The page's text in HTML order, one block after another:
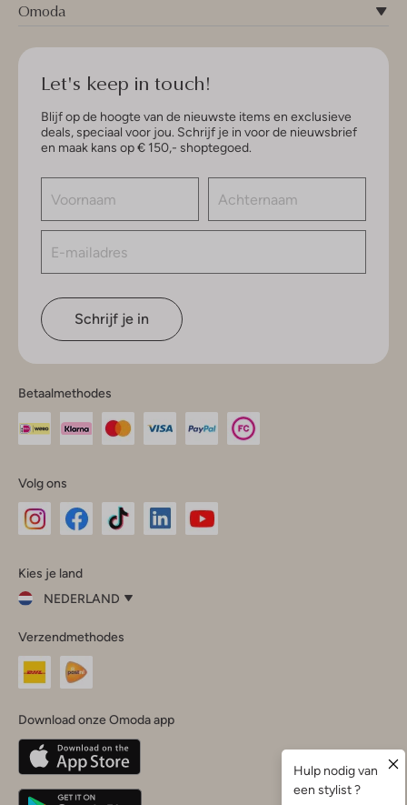
Omoda
Let's keep in touch!
Blijf op de hoogte van de nieuwste items en exclusieve
deals, speciaal voor jou. Schrijf je in voor de nieuwsbrief
en maak kans op € 150,- shoptegoed.
Schrijf je in
Betaalmethodes
Volg ons
InstagramFacebook
Kies je land
NEDERLAND
je
land
Nederland
Belgique(Français)
Deutschland
Verzendmethodes
Download onze Omoda app